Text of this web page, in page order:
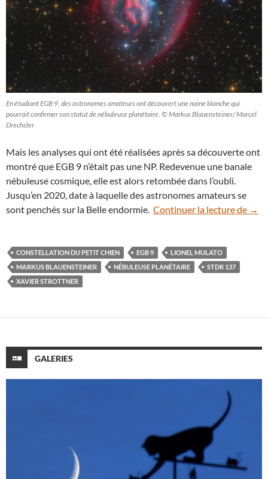
En étudiant EGB 9, des astronomes amateurs ont découvert une naine blanche qui
pourrait confirmer son statut de nébuleuse planétaire. © Markus Blauensteiner/ Marcel
Drechsler
Mais les analyses qui ont été réalisées après sa découverte ont
montré que EGB 9 n’était pas une NP. Redevenue une banale
nébuleuse cosmique, elle est alors retombée dans l’oubli.
Jusqu’en 2020, date à laquelle des astronomes amateurs se
sont penchés sur la Belle endormie. Continuer la lecture de La
→
CONSTELLATION DU PETIT CHIEN EGB 9
LIONEL MULATO
MARKUS BLAUENSTEINER
NÉBULEUSE PLANÉTAIRE
STDR 137
XAVIER STROTTNER
GALERIES